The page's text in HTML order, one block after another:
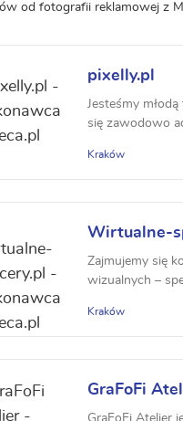
od fotografii reklamowej z
pixelly.pl
Jesteśmy
się zawodowo
Kraków
Wirtualne-
Zajmujemy się
wizualnych –
Kraków
GraFoFi
GraFoFi Atelier